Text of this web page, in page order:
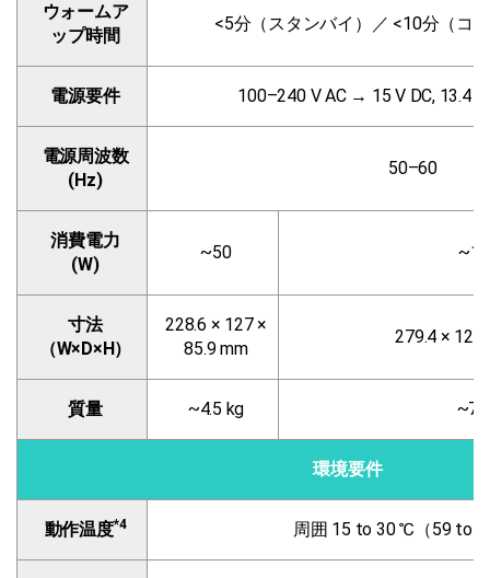
ウォームア
ップ時間
<5分（スタンバイ）／ <10分（コ
電源要件 100–240 V AC → 15 V DC, 13.4
電源周波数
(Hz)
50–60
消費電力
(W)
~50
寸法
（W×D×H）
228.6 × 127 ×
85.9 mm
279.4 × 127
質量 ~4.5 kg ~7
環境要件
動作温度*4 周囲 15 to 30 ℃（59 to